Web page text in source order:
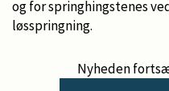
og for springhingstenes
løsspringning.
Nyheden